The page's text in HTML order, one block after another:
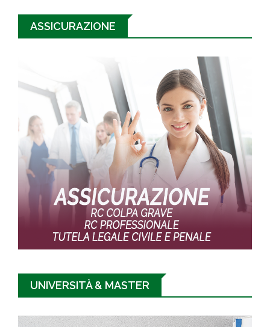
ASSICURAZIONE
UNIVERSITÀ & MASTER